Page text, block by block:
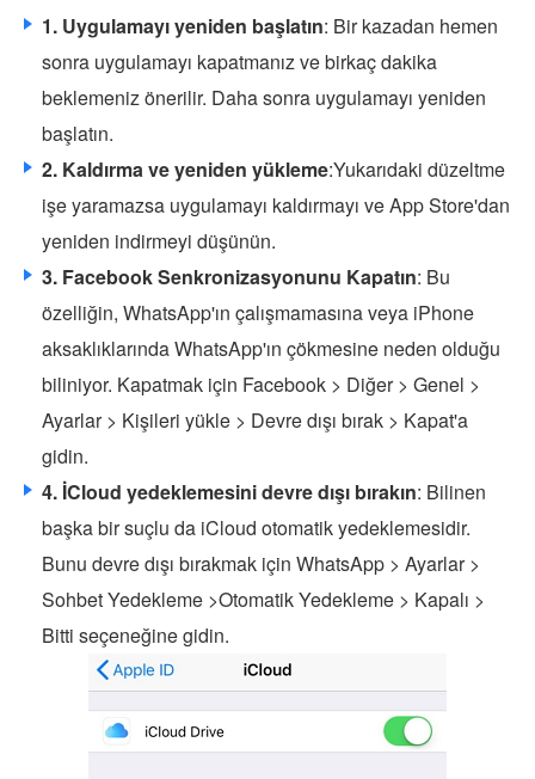
1. Uygulamayı yeniden başlatın: Bir kazadan hemen
sonra uygulamayı kapatmanız ve birkaç dakika
beklemeniz önerilir. Daha sonra uygulamayı yeniden
başlatın.
2. Kaldırma ve yeniden yükleme:Yukarıdaki düzeltme
işe yaramazsa uygulamayı kaldırmayı ve App Store'dan
yeniden indirmeyi düşünün.
3. Facebook Senkronizasyonunu Kapatın: Bu
özelliğin, WhatsApp'ın çalışmamasına veya iPhone
aksaklıklarında WhatsApp'ın çökmesine neden olduğu
biliniyor. Kapatmak için Facebook > Diğer > Genel >
Ayarlar > Kişileri yükle > Devre dışı bırak > Kapat'a
gidin.
4. İCloud yedeklemesini devre dışı bırakın: Bilinen
başka bir suçlu da iCloud otomatik yedeklemesidir.
Bunu devre dışı bırakmak için WhatsApp > Ayarlar >
Sohbet Yedekleme >Otomatik Yedekleme > Kapalı >
Bitti seçeneğine gidin.